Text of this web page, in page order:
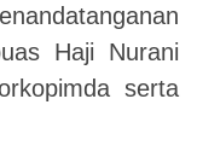
Haji Nurani
serta